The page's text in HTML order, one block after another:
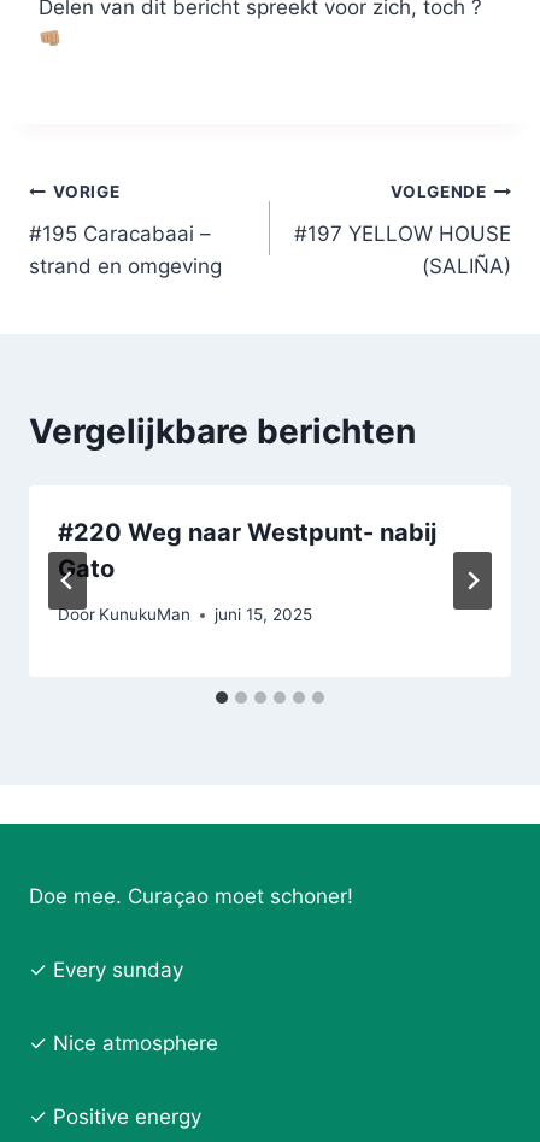
Delen van dit bericht spreekt voor zich, toch ?
Bericht
navigatie
VORIGE
#195 Caracabaai –
strand en omgeving
VOLGENDE
#197 YELLOW HOUSE
(SALIÑA)
Vergelijkbare berichten
#220 Weg naar Westpunt- nabij
Gato
Door KunukuMan juni 15, 2025
Doe mee. Curaçao moet schoner!
✓ Every sunday
✓ Nice atmosphere
✓ Positive energy